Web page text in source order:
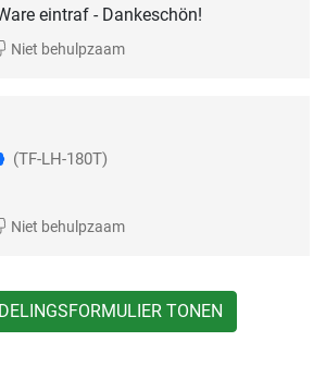
eintraf - Dankeschön!
Niet behulpzaam
(TF-LH-180T)
Niet behulpzaam
TONEN